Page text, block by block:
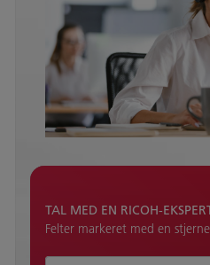
TAL MED EN RICOH-
Felter markeret med en